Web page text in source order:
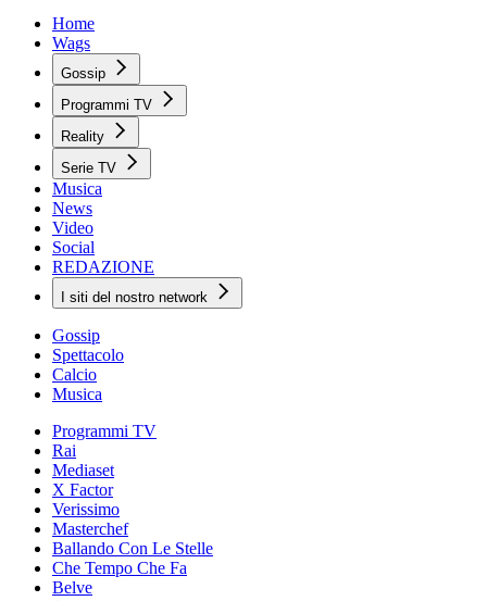
Home
Wags
Gossip
Programmi TV
Reality
Serie TV
Musica
News
Video
Social
REDAZIONE
I siti del nostro network
Gossip
Spettacolo
Calcio
Musica
Programmi TV
Rai
Mediaset
X Factor
Verissimo
Masterchef
Ballando Con Le Stelle
Che Tempo Che Fa
Belve